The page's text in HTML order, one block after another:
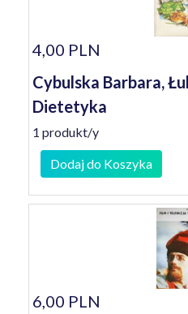
4,00 PLN
Cybulska Barbara,
Dietetyka
1 produkt/y
Dodaj do Koszyka
6,00 PLN